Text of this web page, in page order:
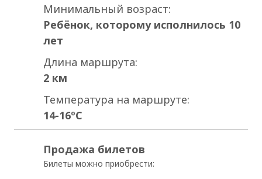
Минимальный возраст:
Ребёнок, которому исполнилось 10
лет
Длина маршрута:
2 км
Температура на маршруте:
14-16ºC
Продажа билетов
Билеты можно приобрести: